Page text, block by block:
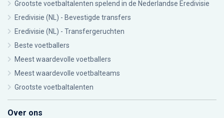
Grootste voetbaltalenten spelend in de Nederlandse Eredivisie
Eredivisie (NL) - Bevestigde transfers
Eredivisie (NL) - Transfergeruchten
Beste voetballers
Meest waardevolle voetballers
Meest waardevolle voetbalteams
Grootste voetbaltalenten
Over ons